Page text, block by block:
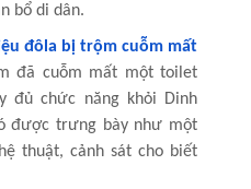
bổ di dân.
đôla bị trộm cuỗm mất
đã cuỗm mất một toilet
đủ chức năng khỏi Dinh
được trưng bày như một
thuật, cảnh sát cho biết